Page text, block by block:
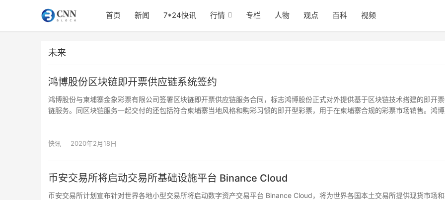
首页 新闻 7*24快讯 行情 专栏 人物 观点 百科 视频
未来
鸿博股份区块链即开票供应链系统签约
鸿博股份与柬埔寨金象彩票有限公司签署区块链即开票供应链服务合同，标志鸿博股份正式对外提供基于区块链技术搭建的即开
链服务。同区块链服务一起交付的还包括符合柬埔寨当地风格和购彩习惯的即开型彩票，用于在柬埔寨合规的彩票市场销售。鸿博
中心服务器，篡改数据的技术难度；时间戳、链式结构、非对称加密可以在多环节交接和工作配合中，提供可追踪与不可抵赖的有
在链上签订合约、确认设计，降低沟通成本，提升管理效益。
快讯 2020年2月18日
币安交易所将启动交易所基础设施平台 Binance Cloud
币安交易所计划宣布针对世界各地小型交易所将启动数字资产交易平台 Binance Cloud，将为世界各国本土交易所提供现货市场